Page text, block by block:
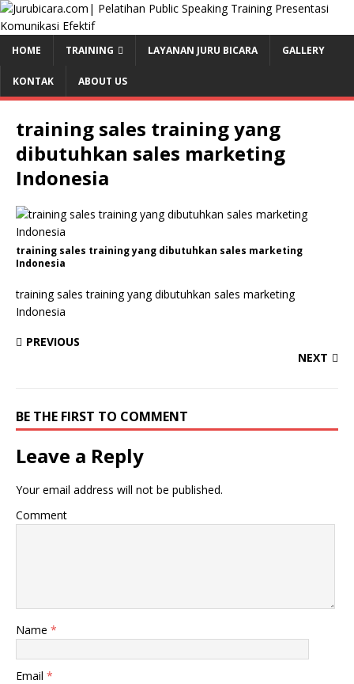
HOME TRAINING LAYANAN JURU BICARA GALLERY
KONTAK ABOUT US
training sales training yang
dibutuhkan sales marketing
Indonesia
training sales training yang dibutuhkan sales marketing
Indonesia
training sales training yang dibutuhkan sales marketing
Indonesia
PREVIOUS
NEXT
BE THE FIRST TO COMMENT
Leave a Reply
Your email address will not be published.
Comment
Name *
Email *